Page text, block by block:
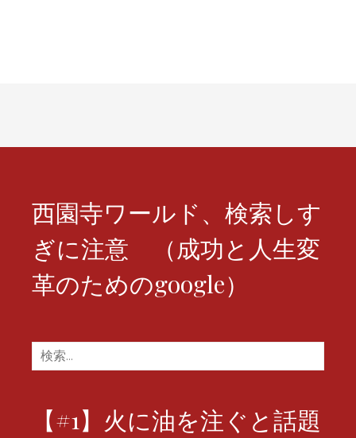
西園寺ワールド、検索しす
ぎに注意 （成功と人生変
革のためのgoogle）
検
索:
【#1】火に油を注ぐと話題